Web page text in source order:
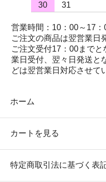
30
31
営業時間：10：00～17：
ご注文の商品は翌営業日
ご注文受付17：00まで
業日受付、翌々日発送と
どは翌営業日対応させて
ホーム
カートを見る
特定商取引法に基づく表